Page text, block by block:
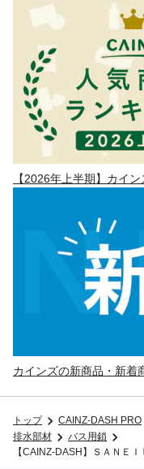
【2026年上半期】カイ
カインズの新商品・新着
トップ CAINZ-DASH PRO
排水部材
バス用鎖
【CAINZ-DASH】ＳＡＮＥ